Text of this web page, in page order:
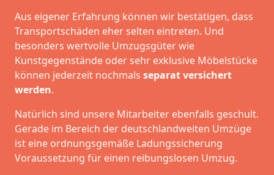
Aus eigener Erfahrung können wir bestätigen, dass
Transportschäden eher selten eintreten. Und
besonders wertvolle Umzugsgüter wie
Kunstgegenstände oder sehr exklusive Möbelstücke
können jederzeit nochmals separat versichert
werden.
Natürlich sind unsere Mitarbeiter ebenfalls geschult.
Gerade im Bereich der deutschlandweiten Umzüge
ist eine ordnungsgemäße Ladungssicherung
Voraussetzung für einen reibungslosen Umzug.